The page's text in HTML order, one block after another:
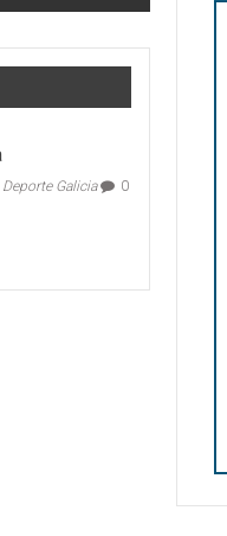
Deporte Galicia 0